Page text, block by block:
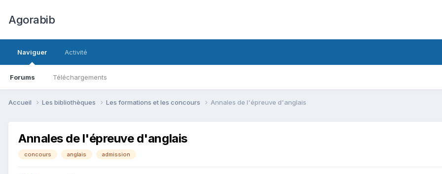
Agorabib
Naviguer
Forums Téléchargements
Activité
Accueil Les bibliothèques Les formations et les concours Annales de l'épreuve d'anglais
Annales de l'épreuve d'anglais
concours anglais admission